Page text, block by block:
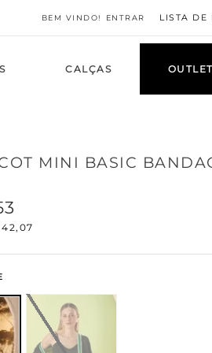
ENTRAR LISTA DE
CALÇAS OUTLET
MINI BASIC
42, 07